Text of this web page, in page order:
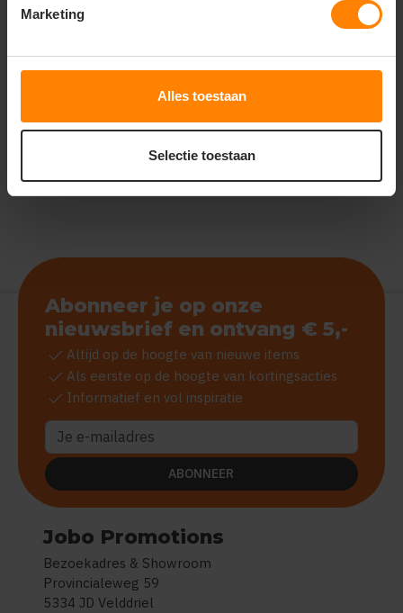
Marketing
Alles toestaan
Selectie toestaan
PERSONALISEER
Jobo Promotions
Bezoekadres & Showroom
Provincialeweg 59
5334 JD Velddriel
Abonneer je op onze
nieuwsbrief en ontvang € 5,-
check Altijd op de hoogte van nieuwe items
check Als eerste op de hoogte van kortingsacties
check Informatief en vol inspiratie
ABONNEER